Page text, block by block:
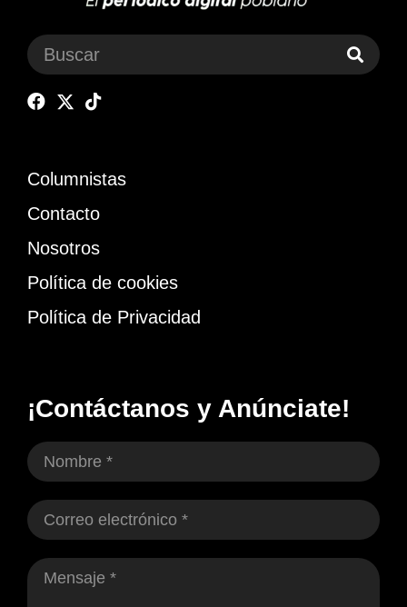
Columnistas
Contacto
Nosotros
Política de cookies
Política de Privacidad
¡Contáctanos y Anúnciate!